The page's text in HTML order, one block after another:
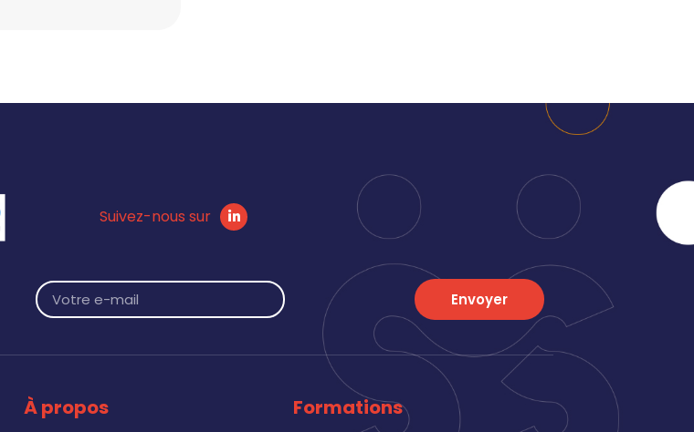
Suivez-nous sur
Envoyer
À propos Formations